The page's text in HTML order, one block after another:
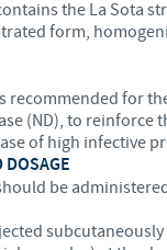
Les
contains the La Sota
form,
is recommended for
(ND), to
of high infective
should be